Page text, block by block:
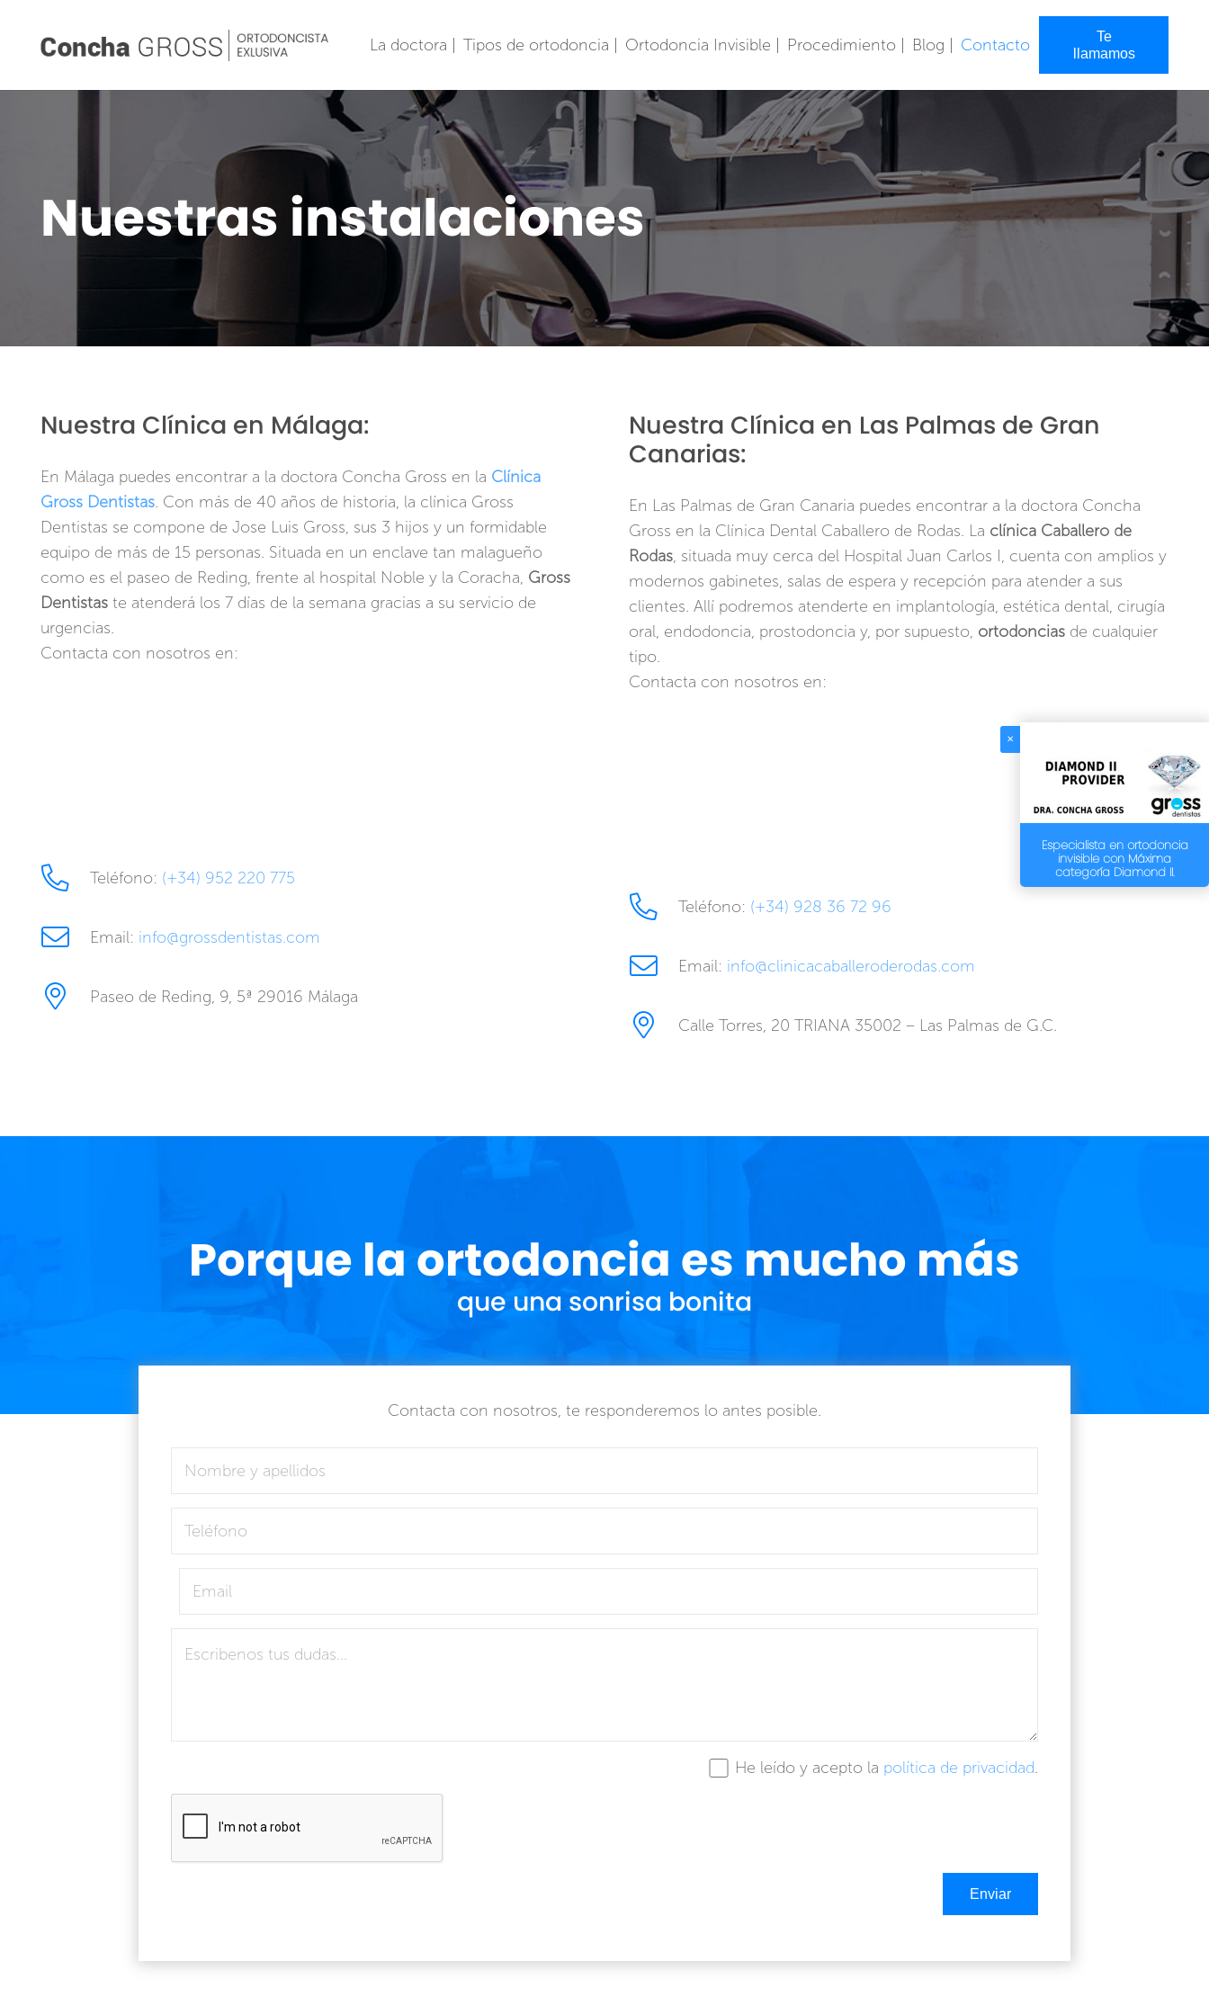
La doctora | Tipos de ortodoncia | Ortodoncia Invisible | Procedimiento | Blog | Contacto
Te
llamamos
Nuestras instalaciones
Nuestra Clínica en Málaga:
En Málaga puedes encontrar a la doctora Concha Gross en la Clínica
Gross Dentistas. Con más de 40 años de historia, la clínica Gross
Dentistas se compone de Jose Luis Gross, sus 3 hijos y un formidable
equipo de más de 15 personas. Situada en un enclave tan malagueño
como es el paseo de Reding, frente al hospital Noble y la Coracha, Gross
Dentistas te atenderá los 7 días de la semana gracias a su servicio de
urgencias.
Contacta con nosotros en:
Teléfono: (+34) 952 220 775
Email: info@grossdentistas.com
Paseo de Reding, 9, 5ª 29016 Málaga
Nuestra Clínica en Las Palmas de Gran
Canarias:
En Las Palmas de Gran Canaria puedes encontrar a la doctora Concha
Gross en la Clínica Dental Caballero de Rodas. La clínica Caballero de
Rodas, situada muy cerca del Hospital Juan Carlos I, cuenta con amplios y
modernos gabinetes, salas de espera y recepción para atender a sus
clientes. Allí podremos atenderte en implantología, estética dental, cirugía
oral, endodoncia, prostodoncia y, por supuesto, ortodoncias de cualquier
tipo.
Contacta con nosotros en:
Teléfono: (+34) 928 36 72 96
Email: info@clinicacaballeroderodas.com
Calle Torres, 20 TRIANA 35002 – Las Palmas de G.C.
Porque la ortodoncia es mucho más
que una sonrisa bonita
Contacta con nosotros, te responderemos lo antes posible.
He leído y acepto la política de privacidad.
✕
Especialista en ortodoncia
invisible con Máxima
categoría Diamond II.